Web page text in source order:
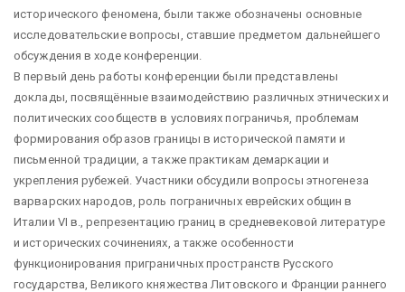
исторического феномена, были также обозначены основные
исследовательские вопросы, ставшие предметом дальнейшего
обсуждения в ходе конференции.
В первый день работы конференции были представлены
доклады, посвящённые взаимодействию различных этнических и
политических сообществ в условиях пограничья, проблемам
формирования образов границы в исторической памяти и
письменной традиции, а также практикам демаркации и
укрепления рубежей. Участники обсудили вопросы этногенеза
варварских народов, роль пограничных еврейских общин в
Италии VI в., репрезентацию границ в средневековой литературе
и исторических сочинениях, а также особенности
функционирования приграничных пространств Русского
государства, Великого княжества Литовского и Франции раннего